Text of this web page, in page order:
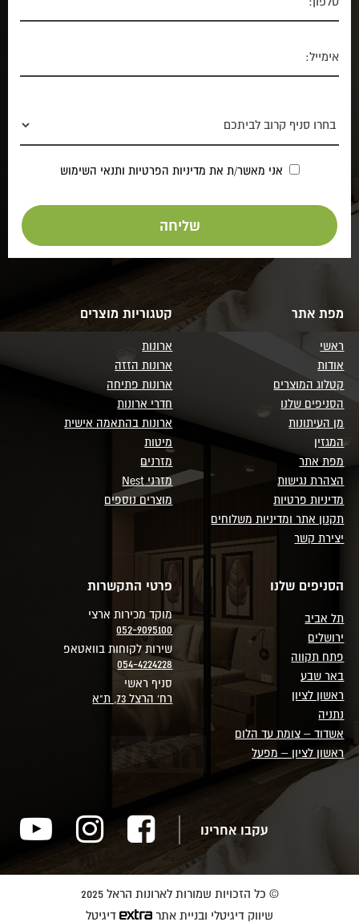
אני מאשר/ת את מדיניות הפרטיות ותנאי השימוש
מפת אתר
ראשי
אודות
קטלוג המוצרים
הסניפים שלנו
מן העיתונות
המגזין
מפת אתר
הצהרת נגישות
מדיניות פרטיות
תקנון אתר ומדיניות משלוחים
יצירת קשר
קטגוריות מוצרים
ארונות
ארונות הזזה
ארונות פתיחה
חדרי ארונות
ארונות בהתאמה אישית
מיטות
מזרנים
מזרני Nest
מוצרים נוספים
הסניפים שלנו
תל אביב
ירושלים
פתח תקווה
באר שבע
ראשון לציון
נתניה
אשדוד – צומת עד הלום
ראשון לציון – מפעל
פרטי התקשרות
מוקד מכירות ארצי
052-9095100
שירות לקוחות בוואטאפ
054-4224228
סניף ראשי
רח' הרצל 73, ת"א
עקבו אחרינו
© כל הזכויות שמורות לארונות הראל 2025
שיווק דיגיטלי ובניית אתר
דיגיטל